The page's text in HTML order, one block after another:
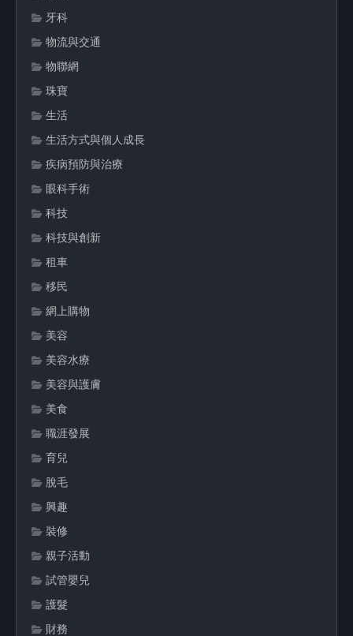
牙科
物流與交通
物聯網
珠寶
生活
生活方式與個人成長
疾病預防與治療
眼科手術
科技
科技與創新
租車
移民
網上購物
美容
美容水療
美容與護膚
美食
職涯發展
育兒
脫毛
興趣
裝修
親子活動
試管嬰兒
護髮
財務